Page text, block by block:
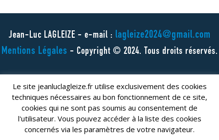
Jean-Luc LAGLEIZE - e-mail : lagleize2024@gmail.com
Mentions Légales - Copyright © 2024. Tous droits réservés.
Le site jeanluclagleize.fr utilise exclusivement des cookies
techniques nécessaires au bon fonctionnement de ce site,
cookies qui ne sont pas soumis au consentement de
l'utilisateur. Vous pouvez accéder à la liste des cookies
concernés via les paramètres de votre navigateur.